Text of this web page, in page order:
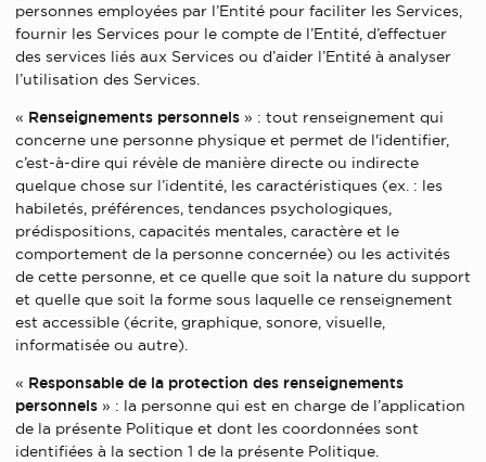
personnes employées par l’Entité pour faciliter les Services,
fournir les Services pour le compte de l’Entité, d’effectuer
des services liés aux Services ou d’aider l’Entité à analyser
l’utilisation des Services.
« Renseignements personnels » : tout renseignement qui
concerne une personne physique et permet de l'identifier,
c’est-à-dire qui révèle de manière directe ou indirecte
quelque chose sur l’identité, les caractéristiques (ex. : les
habiletés, préférences, tendances psychologiques,
prédispositions, capacités mentales, caractère et le
comportement de la personne concernée) ou les activités
de cette personne, et ce quelle que soit la nature du support
et quelle que soit la forme sous laquelle ce renseignement
est accessible (écrite, graphique, sonore, visuelle,
informatisée ou autre).
« Responsable de la protection des renseignements
personnels » : la personne qui est en charge de l’application
de la présente Politique et dont les coordonnées sont
identifiées à la section 1 de la présente Politique.